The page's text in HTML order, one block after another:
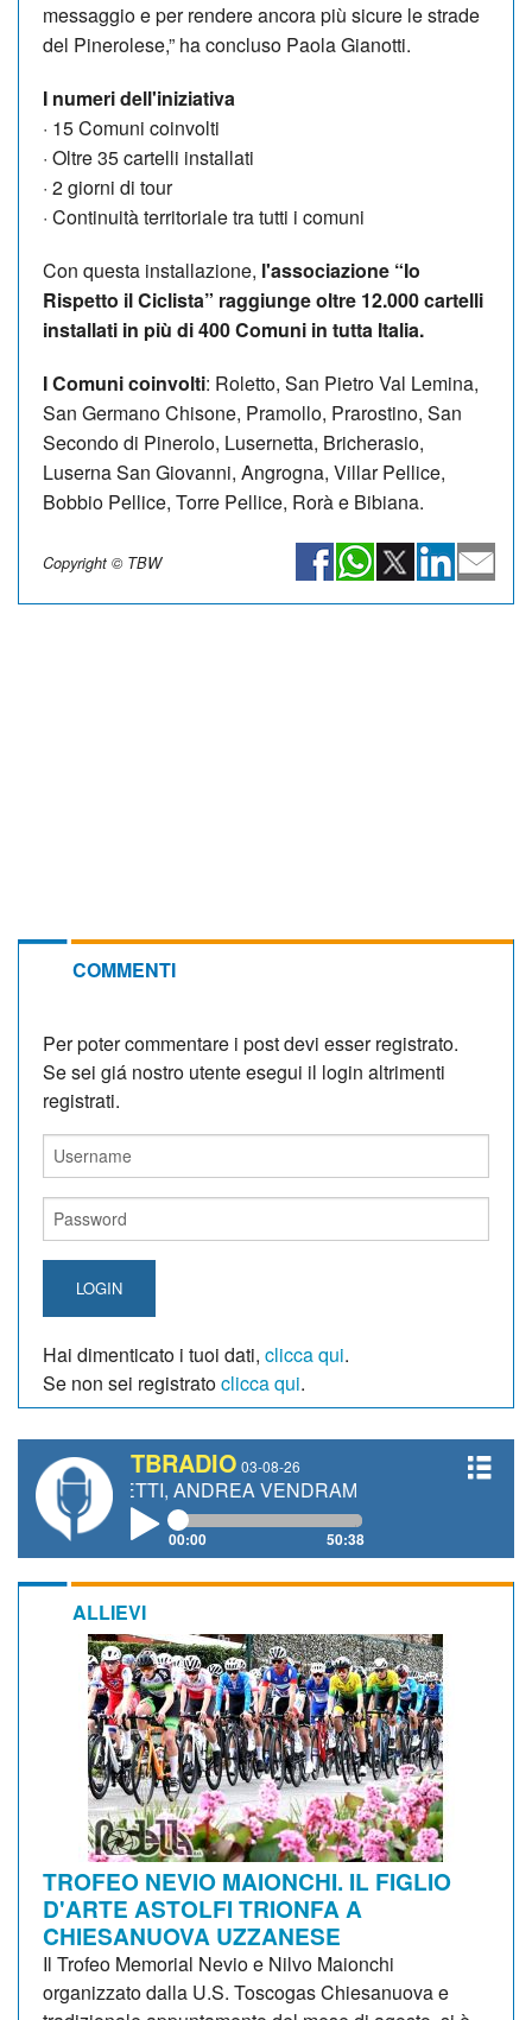
messaggio e per rendere ancora più sicure le strade
del Pinerolese,” ha concluso Paola Gianotti.
I numeri dell'iniziativa
· 15 Comuni coinvolti
· Oltre 35 cartelli installati
· 2 giorni di tour
· Continuità territoriale tra tutti i comuni
Con questa installazione, l'associazione “Io
Rispetto il Ciclista” raggiunge oltre 12.000 cartelli
installati in più di 400 Comuni in tutta Italia.
I Comuni coinvolti: Roletto, San Pietro Val Lemina,
San Germano Chisone, Pramollo, Prarostino, San
Secondo di Pinerolo, Lusernetta, Bricherasio,
Luserna San Giovanni, Angrogna, Villar Pellice,
Bobbio Pellice, Torre Pellice, Rorà e Bibiana.
Copyright © TBW
COMMENTI
Per poter commentare i post devi esser registrato.
Se sei giá nostro utente esegui il login altrimenti
registrati.
LOGIN
Hai dimenticato i tuoi dati, clicca qui.
Se non sei registratoclicca qui.
TBRADIO 03-08-26
ANDREA VENDRAME, FILIPPO FIORELLI
00:00 50:38
ALLIEVI
TROFEO NEVIO MAIONCHI. IL FIGLIO
D'ARTE ASTOLFI TRIONFA A
CHIESANUOVA UZZANESE
Il Trofeo Memorial Nevio e Nilvo Maionchi
organizzato dalla U.S. Toscogas Chiesanuova e